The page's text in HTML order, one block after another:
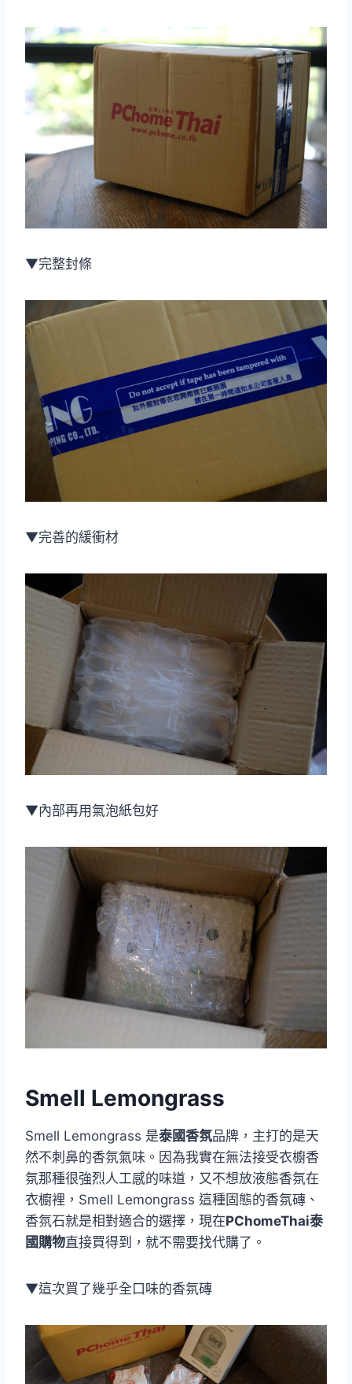
▼完整封條
▼完善的緩衝材
▼內部再用氣泡紙包好
Smell Lemongrass
Smell Lemongrass 是泰國香氛品牌，主打的是天
然不刺鼻的香氛氣味。因為我實在無法接受衣櫥香
氛那種很強烈人工感的味道，又不想放液態香氛在
衣櫥裡，Smell Lemongrass 這種固態的香氛磚、
香氛石就是相對適合的選擇，現在PChomeThai泰
國購物直接買得到，就不需要找代購了。
▼這次買了幾乎全口味的香氛磚